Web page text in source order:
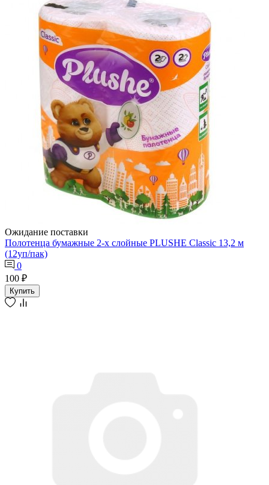
Ожидание поставки
Полотенца бумажные 2-х слойные PLUSHE Classic 13,2 м
(12уп/пак)
0
100 ₽
Купить